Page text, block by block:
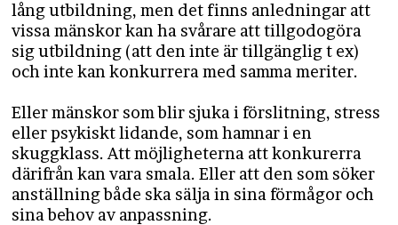
lång utbildning, men det finns anledningar att
vissa mänskor kan ha svårare att tillgodogöra
sig utbildning (att den inte är tillgänglig t ex)
och inte kan konkurrera med samma meriter.
Eller mänskor som blir sjuka i förslitning, stress
eller psykiskt lidande, som hamnar i en
skuggklass. Att möjligheterna att konkurerra
därifrån kan vara smala. Eller att den som söker
anställning både ska sälja in sina förmågor och
sina behov av anpassning.